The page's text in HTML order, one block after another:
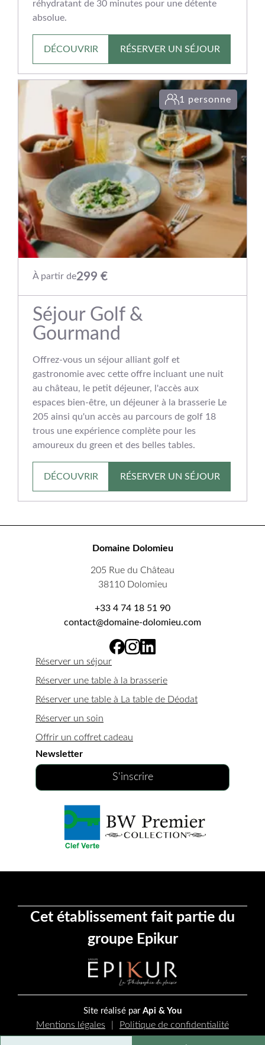
réhydratant de 30 minutes pour une détente
absolue.
DÉCOUVRIR RÉSERVER UN SÉJOUR
1 personne
À partir de299 €
Séjour Golf &
Gourmand
Offrez-vous un séjour alliant golf et
gastronomie avec cette offre incluant une nuit
au château, le petit déjeuner, l'accès aux
espaces bien-être, un déjeuner à la brasserie Le
205 ainsi qu'un accès au parcours de golf 18
trous une expérience complète pour les
amoureux du green et des belles tables.
DÉCOUVRIR RÉSERVER UN SÉJOUR
Domaine Dolomieu
205 Rue du Château
38110 Dolomieu
+33 4 74 18 51 90
contact@domaine-dolomieu.com
Réserver un séjour
Réserver une table à la brasserie
Réserver une table à La table de Déodat
Réserver un soin
Offrir un coffret cadeau
Newsletter
S'inscrire
Cet établissement fait partie du
groupe Epikur
Site réalisé par Api & You
Mentions légales
Politique de confidentialité